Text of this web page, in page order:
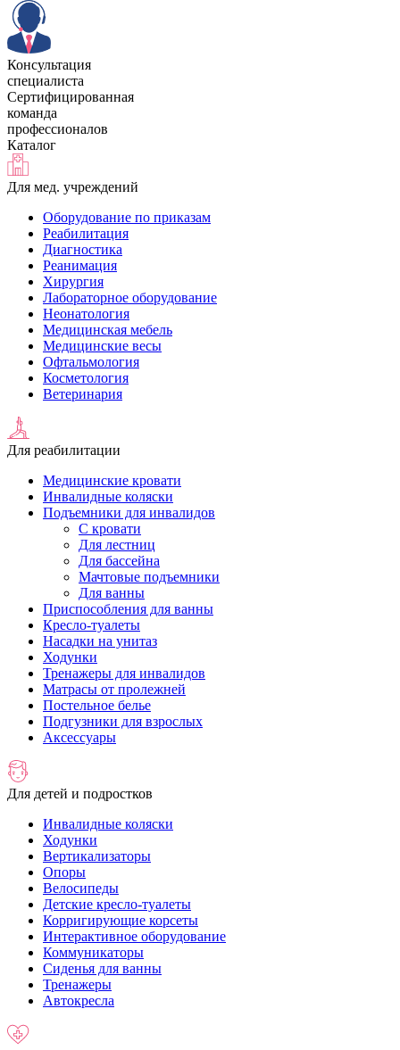
Консультация
специалиста
Сертифицированная
команда
профессионалов
Каталог
Для мед. учреждений
Оборудование по приказам
Реабилитация
Диагностика
Реанимация
Хирургия
Лабораторное оборудование
Неонатология
Медицинская мебель
Медицинские весы
Офтальмология
Косметология
Ветеринария
Для реабилитации
Медицинские кровати
Инвалидные коляски
Подъемники для инвалидов
С кровати
Для лестниц
Для бассейна
Мачтовые подъемники
Для ванны
Приспособления для ванны
Кресло-туалеты
Насадки на унитаз
Ходунки
Тренажеры для инвалидов
Матрасы от пролежней
Постельное белье
Подгузники для взрослых
Аксессуары
Для детей и подростков
Инвалидные коляски
Ходунки
Вертикализаторы
Опоры
Велосипеды
Детские кресло-туалеты
Корригирующие корсеты
Интерактивное оборудование
Коммуникаторы
Сиденья для ванны
Тренажеры
Автокресла